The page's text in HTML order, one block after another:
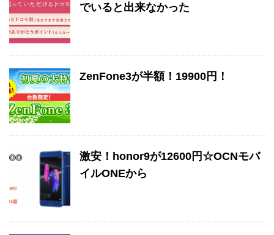
でいると出来なかった
ZenFone3が半額！19900円！
激安！honor9が12600円☆OCNモバ
イルONEから